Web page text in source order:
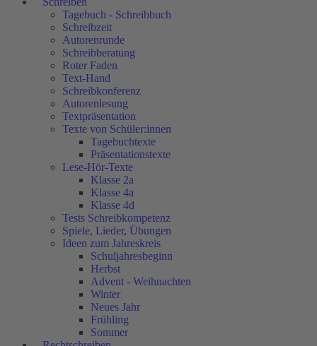
Tagebuch - Schreibbuch
Schreibzeit
Autorenrunde
Schreibberatung
Roter Faden
Text-Hand
Schreibkonferenz
Autorenlesung
Textpräsentation
Texte von Schüler:innen
Tagebuchtexte
Präsentationstexte
Lese-Hör-Texte
Klasse 2a
Klasse 4a
Klasse 4d
Tests Schreibkompetenz
Spiele, Lieder, Übungen
Ideen zum Jahreskreis
Schuljahresbeginn
Herbst
Advent - Weihnachten
Winter
Neues Jahr
Frühling
Sommer